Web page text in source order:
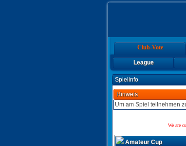
Club-Vote
League
Spielinfo
Hinweis
Um am Spiel teilnehmen
We are
Amateur Cup